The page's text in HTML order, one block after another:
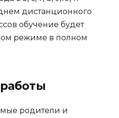
дистанционного
обучение будет
режиме в полном
родители и